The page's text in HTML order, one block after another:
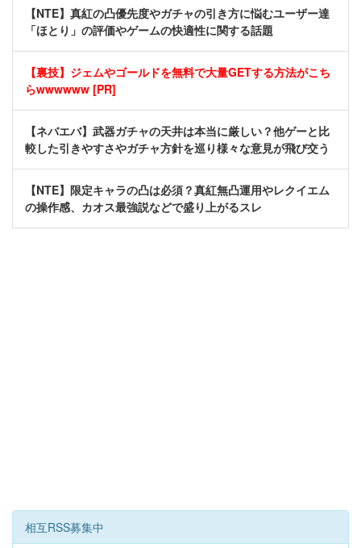
【NTE】真紅の凸優先度やガチャの引き方に悩むユーザー達
「ほとり」の評価やゲームの快適性に関する話題
【裏技】ジェムやゴールドを無料で大量GETする方法がこち
らwwwwww [PR]
【ネバエバ】武器ガチャの天井は本当に厳しい？他ゲーと比
較した引きやすさやガチャ方針を巡り様々な意見が飛び交う
【NTE】限定キャラの凸は必須？真紅無凸運用やレクイエム
の操作感、カオス最強説などで盛り上がるスレ
相互RSS募集中